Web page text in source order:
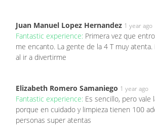
Juan Manuel Lopez Hernandez 1 year ago
Fantastic experience: Primera vez que
me encanto. La gente de la 4 T muy
al ir a divertirme
Elizabeth Romero Samaniego 1 year ago
Fantastic experience: Es sencillo, pero vale
porque en cuidado y limpieza tienen 100
personas super atentas